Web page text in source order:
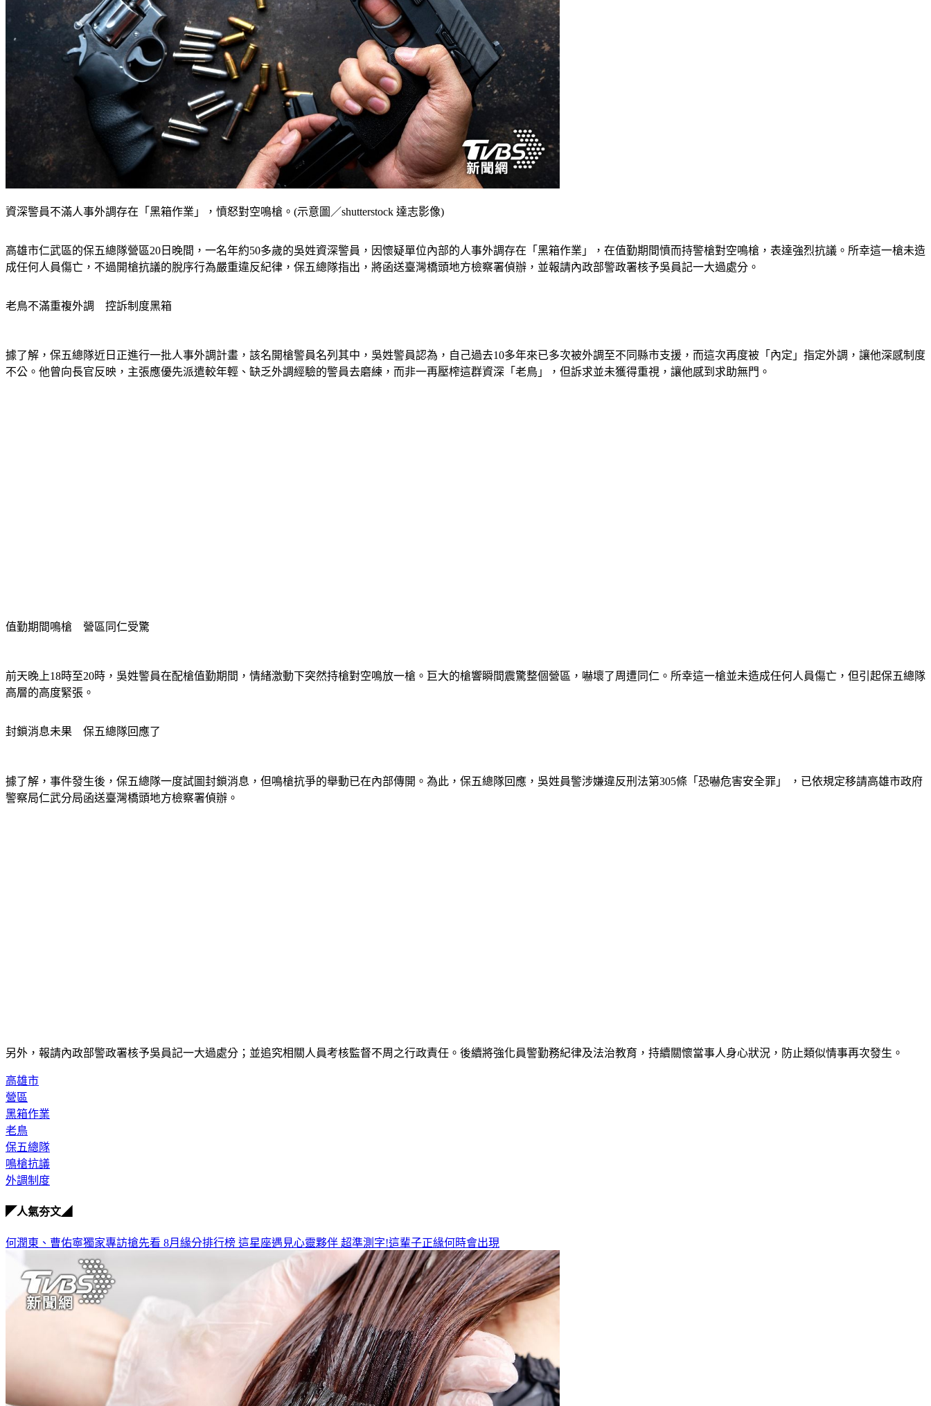
資深警員不滿人事外調存在「黑箱作業」，憤怒對空鳴槍。(示意圖／shutterstock 達志影像)
高雄市仁武區的保五總隊營區20日晚間，一名年約50多歲的吳姓資深警員，因懷疑單位內部的人事外調存在「黑箱作業」，在值勤期間憤而持警槍對空鳴槍，表達強烈抗議。所幸這一槍未造
成任何人員傷亡，不過開槍抗議的脫序行為嚴重違反紀律，保五總隊指出，將函送臺灣橋頭地方檢察署偵辦，並報請內政部警政署核予吳員記一大過處分。
老鳥不滿重複外調　控訴制度黑箱
據了解，保五總隊近日正進行一批人事外調計畫，該名開槍警員名列其中，吳姓警員認為，自己過去10多年來已多次被外調至不同縣市支援，而這次再度被「內定」指定外調，讓他深感制度
不公。他曾向長官反映，主張應優先派遣較年輕、缺乏外調經驗的警員去磨練，而非一再壓榨這群資深「老鳥」，但訴求並未獲得重視，讓他感到求助無門。
值勤期間鳴槍　營區同仁受驚
前天晚上18時至20時，吳姓警員在配槍值勤期間，情緒激動下突然持槍對空鳴放一槍。巨大的槍響瞬間震驚整個營區，嚇壞了周遭同仁。所幸這一槍並未造成任何人員傷亡，但引起保五總隊
高層的高度緊張。
封鎖消息未果　保五總隊回應了
據了解，事件發生後，保五總隊一度試圖封鎖消息，但鳴槍抗爭的舉動已在內部傳開。為此，保五總隊回應，吳姓員警涉嫌違反刑法第305條「恐嚇危害安全罪」 ，已依規定移請高雄市政府
警察局仁武分局函送臺灣橋頭地方檢察署偵辦。
另外，報請內政部警政署核予吳員記一大過處分；並追究相關人員考核監督不周之行政責任。後續將強化員警勤務紀律及法治教育，持續關懷當事人身心狀況，防止類似情事再次發生。
高雄市
營區
黑箱作業
老鳥
保五總隊
鳴槍抗議
外調制度
◤人氣夯文◢
何潤東、曹佑寧獨家專訪搶先看 8月緣分排行榜 這星座遇見心靈夥伴 超準測字!這輩子正緣何時會出現